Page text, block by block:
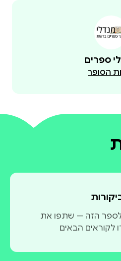
ספרים
הסופר
5
לספר הזה — שתפו את
לקוראים הבאים